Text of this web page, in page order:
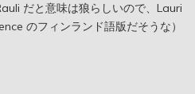
だと意味は狼らしいので、Lauri
のフィンランド語版だそうな）